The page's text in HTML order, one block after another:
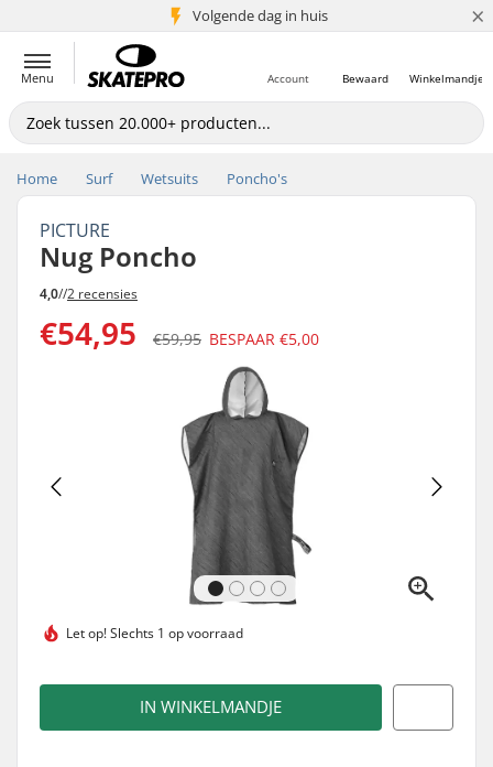
Volgende dag in huis
5+ mln. klanten ×
Menu Winkelmandje
Bewaard
Account
Home Surf Wetsuits Poncho's
PICTURE
Nug Poncho
4,0//2 recensies
€54,95 €59,95 BESPAAR €5,00
Let op!Slechts 1 op voorraad
IN WINKELMANDJE